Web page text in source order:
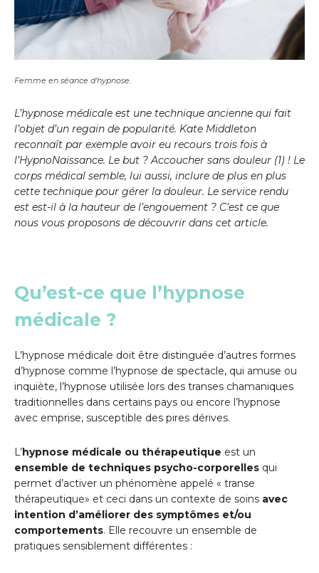
Femme en séance d'hypnose.
L’hypnose médicale est une technique ancienne qui fait
l’objet d’un regain de popularité. Kate Middleton
reconnaît par exemple avoir eu recours trois fois à
l’HypnoNaissance. Le but ? Accoucher sans douleur (1) ! Le
corps médical semble, lui aussi, inclure de plus en plus
cette technique pour gérer la douleur. Le service rendu
est est-il à la hauteur de l’engouement ? C’est ce que
nous vous proposons de découvrir dans cet article.
Qu’est-ce que l’hypnose
médicale ?
L’hypnose médicale doit être distinguée d’autres formes
d’hypnose comme l’hypnose de spectacle, qui amuse ou
inquiète, l’hypnose utilisée lors des transes chamaniques
traditionnelles dans certains pays ou encore l’hypnose
avec emprise, susceptible des pires dérives.
L’hypnose médicale ou thérapeutique est un
ensemble de techniques psycho-corporelles qui
permet d’activer un phénomène appelé « transe
thérapeutique» et ceci dans un contexte de soins avec
intention d’améliorer des symptômes et/ou
comportements. Elle recouvre un ensemble de
pratiques sensiblement différentes :